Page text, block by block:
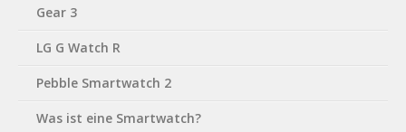
Gear 3
LG G Watch R
Pebble Smartwatch 2
Was ist eine Smartwatch?